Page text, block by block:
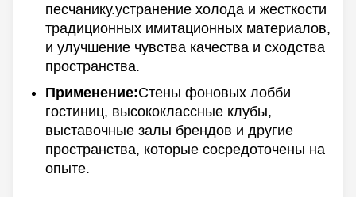
песчанику.устранение холода и жесткости
традиционных имитационных материалов,
и улучшение чувства качества и сходства
пространства.
Применение:Стены фоновых лобби
гостиниц, высококлассные клубы,
выставочные залы брендов и другие
пространства, которые сосредоточены на
опыте.